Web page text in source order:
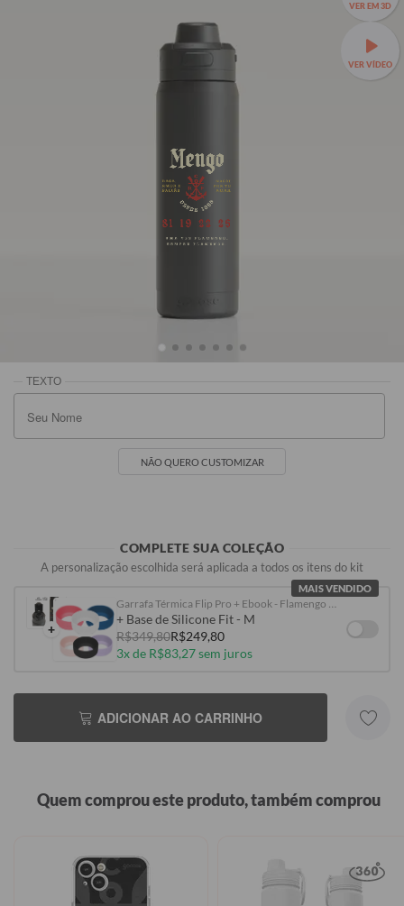
VER EM 3D
VER VÍDEO
33% OFF
R$199,90
NÃO QUERO CUSTOMIZAR
COMPLETE SUA COLEÇÃO
A personalização escolhida será aplicada a todos os itens do kit
MAIS VENDIDO
+
+ Base de Silicone Fit - M
R$349,80R$249,80
3x de R$83,27 sem juros
ADICIONAR AO CARRINHO
Quem comprou este produto, também comprou